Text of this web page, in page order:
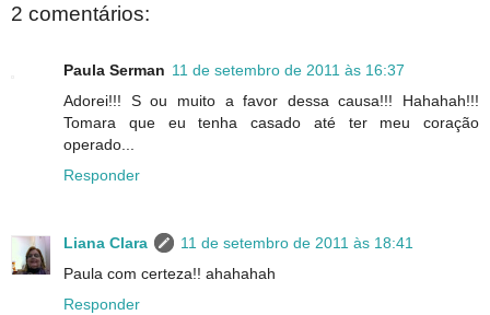
2 comentários:
Paula Serman 11 de setembro de 2011 às 16:37
Adorei!!! S ou muito a favor dessa causa!!! Hahahah!!!
Tomara que eu tenha casado até ter meu coração
operado...
Responder
Liana Clara
11 de setembro de 2011 às 18:41
Paula com certeza!! ahahahah
Responder